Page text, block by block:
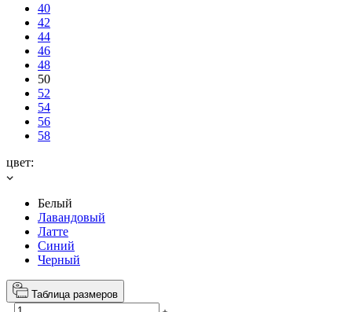
40
42
44
46
48
50
52
54
56
58
цвет:
Белый
Лавандовый
Латте
Синий
Черный
Таблица размеров